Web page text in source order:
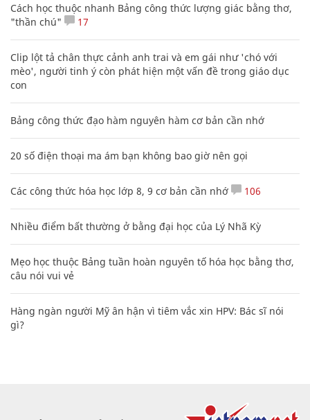
Cách học thuộc nhanh Bảng công thức lượng giác bằng thơ,
"thần chú"
17
Clip lột tả chân thực cảnh anh trai và em gái như 'chó với
mèo', người tinh ý còn phát hiện một vấn đề trong giáo dục
con
Bảng công thức đạo hàm nguyên hàm cơ bản cần nhớ
20 số điện thoại ma ám bạn không bao giờ nên gọi
Các công thức hóa học lớp 8, 9 cơ bản cần nhớ 106
Nhiều điểm bất thường ở bằng đại học của Lý Nhã Kỳ
Mẹo học thuộc Bảng tuần hoàn nguyên tố hóa học bằng thơ,
câu nói vui vẻ
Hàng ngàn người Mỹ ân hận vì tiêm vắc xin HPV: Bác sĩ nói
gì?